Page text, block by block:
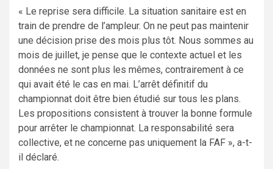
« Le reprise sera difficile. La situation sanitaire est en
train de prendre de l’ampleur. On ne peut pas maintenir
une décision prise des mois plus tôt. Nous sommes au
mois de juillet, je pense que le contexte actuel et les
données ne sont plus les mêmes, contrairement à ce
qui avait été le cas en mai. L’arrêt définitif du
championnat doit être bien étudié sur tous les plans.
Les propositions consistent à trouver la bonne formule
pour arrêter le championnat. La responsabilité sera
collective, et ne concerne pas uniquement la FAF », a-t-
il déclaré.